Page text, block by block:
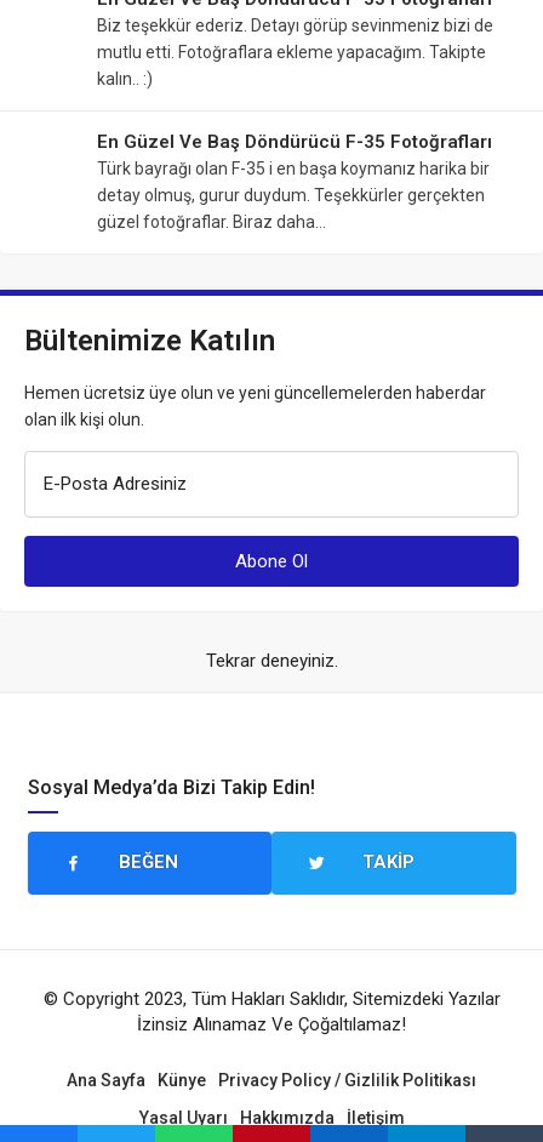
Biz teşekkür ederiz. Detayı görüp sevinmeniz bizi de
mutlu etti. Fotoğraflara ekleme yapacağım. Takipte
kalın.. :)
En Güzel Ve Baş Döndürücü F-35 Fotoğrafları
Türk bayrağı olan F-35 i en başa koymanız harika bir
detay olmuş, gurur duydum. Teşekkürler gerçekten
güzel fotoğraflar. Biraz daha…
Bültenimize Katılın
Hemen ücretsiz üye olun ve yeni güncellemelerden haberdar
olan ilk kişi olun.
E-Posta Adresiniz
Tekrar deneyiniz.
Sosyal Medya’da Bizi Takip Edin!
BEĞEN TAKIP
© Copyright 2023, Tüm Hakları Saklıdır, Sitemizdeki Yazılar
İzinsiz Alınamaz Ve Çoğaltılamaz!
Ana Sayfa Künye
Privacy Policy / Gizlilik Politikası
Yasal Uyarı
Hakkımızda İletişim